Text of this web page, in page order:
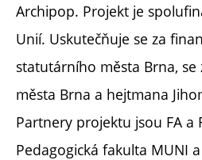
Archipop. Projekt je
Unií. Uskutečňuje se za
statutárního města Brna,
města Brna a hejtmana
Partnery projektu jsou FA a
Pedagogická fakulta MUNI